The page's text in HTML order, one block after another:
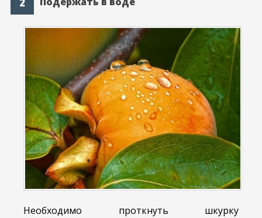
Необходимо проткнуть шкурку